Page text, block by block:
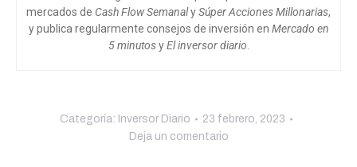
mercados de Cash Flow SemanalySúper Acciones Millonarias,
y publica regularmente consejos de inversión en Mercado en
5 minutosyEl inversor diario.
Categoría: Inversor Diario
23 febrero, 2023
Deja un comentario